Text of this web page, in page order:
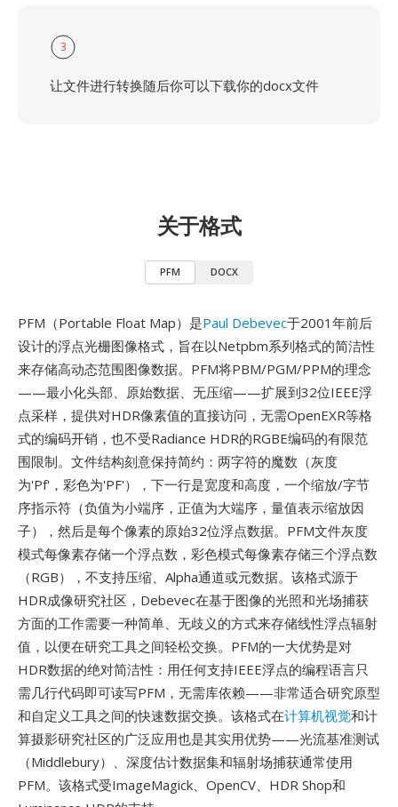
3
让文件进行转换随后你可以下载你的docx文件
关于格式
PFM DOCX
PFM（Portable Float Map）是Paul Debevec于2001年前后
设计的浮点光栅图像格式，旨在以Netpbm系列格式的简洁性
来存储高动态范围图像数据。PFM将PBM/PGM/PPM的理念
——最小化头部、原始数据、无压缩——扩展到32位IEEE浮
点采样，提供对HDR像素值的直接访问，无需OpenEXR等格
式的编码开销，也不受Radiance HDR的RGBE编码的有限范
围限制。文件结构刻意保持简约：两字符的魔数（灰度
为'Pf'，彩色为'PF'），下一行是宽度和高度，一个缩放/字节
序指示符（负值为小端序，正值为大端序，量值表示缩放因
子），然后是每个像素的原始32位浮点数据。PFM文件灰度
模式每像素存储一个浮点数，彩色模式每像素存储三个浮点数
（RGB），不支持压缩、Alpha通道或元数据。该格式源于
HDR成像研究社区，Debevec在基于图像的光照和光场捕获
方面的工作需要一种简单、无歧义的方式来存储线性浮点辐射
值，以便在研究工具之间轻松交换。PFM的一大优势是对
HDR数据的绝对简洁性：用任何支持IEEE浮点的编程语言只
需几行代码即可读写PFM，无需库依赖——非常适合研究原型
和自定义工具之间的快速数据交换。该格式在计算机视觉和计
算摄影研究社区的广泛应用也是其实用优势——光流基准测试
（Middlebury）、深度估计数据集和辐射场捕获通常使用
PFM。该格式受ImageMagick、OpenCV、HDR Shop和